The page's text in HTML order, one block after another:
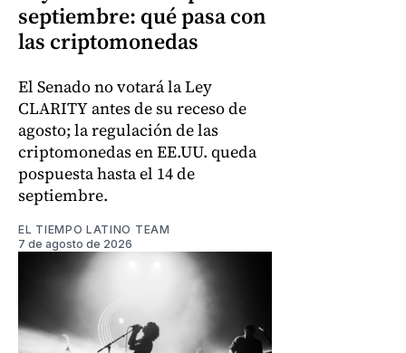
septiembre: qué pasa con
las criptomonedas
El Senado no votará la Ley
CLARITY antes de su receso de
agosto; la regulación de las
criptomonedas en EE.UU. queda
pospuesta hasta el 14 de
septiembre.
EL TIEMPO LATINO TEAM
7 de agosto de 2026